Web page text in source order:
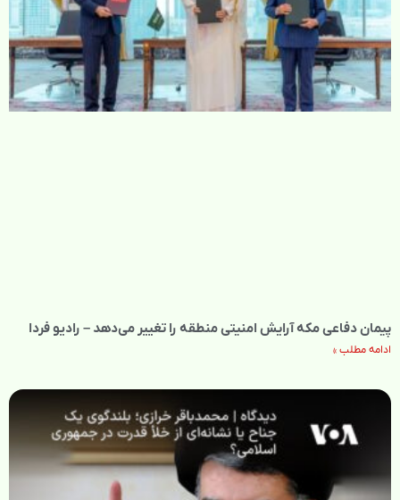
پیمان دفاعی مکه آرایش امنیتی منطقه را تغییر می‌دهد – رادیو فردا
ادامه مطلب »